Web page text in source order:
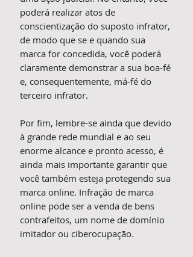
poderá realizar atos de
conscientização do suposto infrator,
de modo que se e quando sua
marca for concedida, você poderá
claramente demonstrar a sua boa-fé
e, consequentemente, má-fé do
terceiro infrator.
Por fim, lembre-se ainda que devido
à grande rede mundial e ao seu
enorme alcance e pronto acesso, é
ainda mais importante garantir que
você também esteja protegendo sua
marca online. Infração de marca
online pode ser a venda de bens
contrafeitos, um nome de domínio
imitador ou ciberocupação.